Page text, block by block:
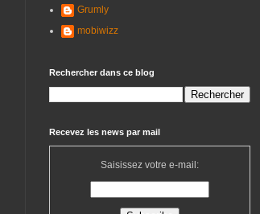
Grumly
mobiwizz
Rechercher dans ce blog
Recevez les news par mail
Saisissez votre e-mail: